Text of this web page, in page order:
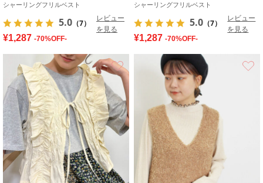
シャーリングフリルベスト
5.0 （7）
レビュー
を見る
¥1,287 -70%OFF-
シャーリングフリルベスト
5.0 （7）
レビュー
を見る
¥1,287 -70%OFF-
お気に入り